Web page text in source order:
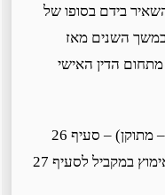
בידם בסופו של
במשך השנים מאז
הדין האישי
למשל, חוק האימוץ (תש"כ, תשמ"א – מתוקן) – סעיף 26
לחוק מסמיך את בית המשפט לדון באימוץ במקביל לסעיף 27